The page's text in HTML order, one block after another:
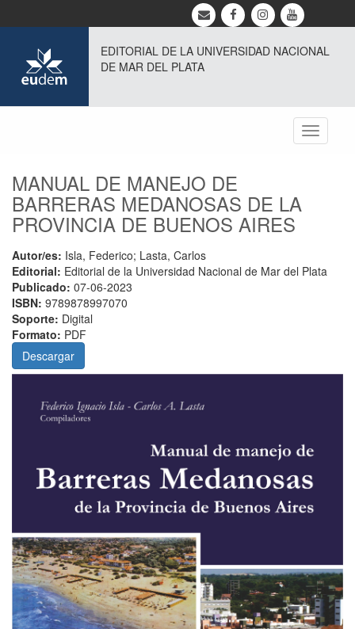
EDITORIAL DE LA UNIVERSIDAD NACIONAL
DE MAR DEL PLATA
Toggle
MANUAL DE MANEJO DE
BARRERAS MEDANOSAS DE LA
PROVINCIA DE BUENOS AIRES
Autor/es: Isla, Federico; Lasta, Carlos
Editorial: Editorial de la Universidad Nacional de Mar del Plata
Publicado: 07-06-2023
ISBN: 9789878997070
Soporte: Digital
Formato: PDF
Descargar